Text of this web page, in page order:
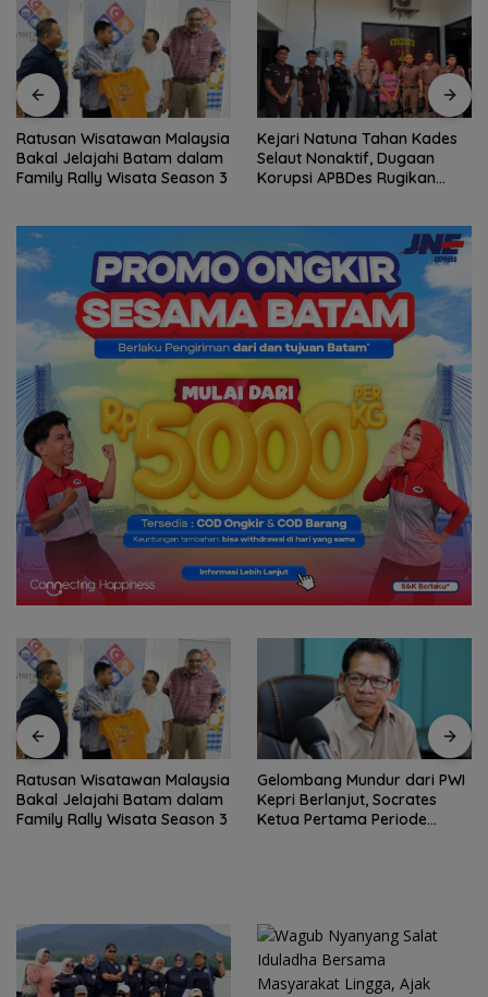
Ratusan Wisatawan Malaysia
Bakal Jelajahi Batam dalam
Family Rally Wisata Season 3
Kejari Natuna Tahan Kades
Selaut Nonaktif, Dugaan
Korupsi APBDes Rugikan
Ratusan Wisatawan Malaysia
Bakal Jelajahi Batam dalam
Family Rally Wisata Season 3
Gelombang Mundur dari PWI
Kepri Berlanjut, Socrates
Ketua Pertama Periode